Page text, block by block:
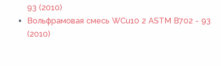
93 (2010)
Вольфрамовая смесь WCu10 2 ASTM B702 - 93
(2010)